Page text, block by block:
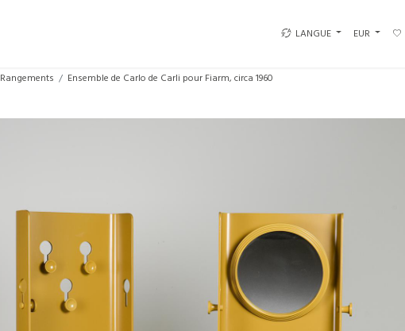
LANGUE EUR
Rangements Ensemble de Carlo de Carli pour Fiarm, circa 1960